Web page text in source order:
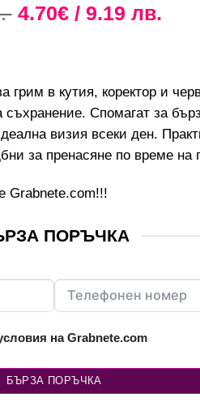
Original
/
11.48 лв..
4.70€ / 9.19 лв.
/
9.19
грим в кутия, коректор и
съхранение. Спомагат за
визия всеки ден.
за пренасяне по време на
Grabnete.com!!!
ПОРЪЧКА
на Grabnete.com
БЪРЗА ПОРЪЧКА